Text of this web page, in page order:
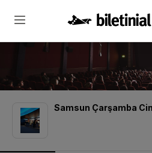
Samsun Çarşamba